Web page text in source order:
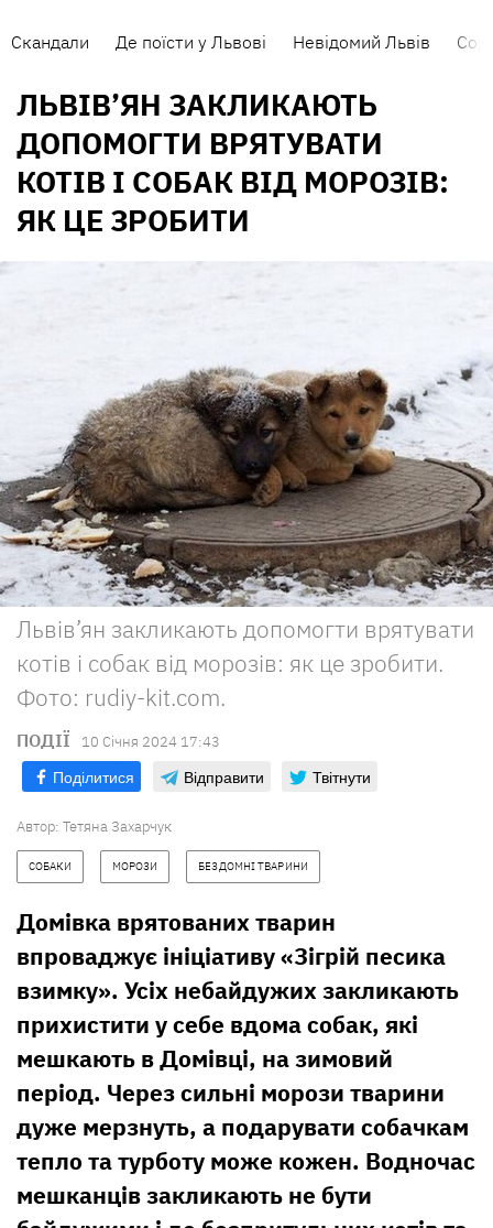
Скандали Де поїсти у Львові Невідомий Львів
ЛЬВІВ’ЯН ЗАКЛИКАЮТЬ
ДОПОМОГТИ ВРЯТУВАТИ
КОТІВ І СОБАК ВІД МОРОЗІВ:
ЯК ЦЕ ЗРОБИТИ
Львів’ян закликають допомогти врятувати
котів і собак від морозів: як це зробити.
Фото: rudiy-kit.com.
ПОДІЇ 10 Сiчня 2024 17:43
Поділитися Відправити Твітнути
Автор: Тетяна Захарчук
СОБАКИ МОРОЗИ БЕЗДОМНІ ТВАРИНИ
Домівка врятованих тварин
впроваджує ініціативу «Зігрій песика
взимку». Усіх небайдужих закликають
прихистити у себе вдома собак, які
мешкають в Домівці, на зимовий
період. Через сильні морози тварини
дуже мерзнуть, а подарувати собачкам
тепло та турботу може кожен. Водночас
мешканців закликають не бути